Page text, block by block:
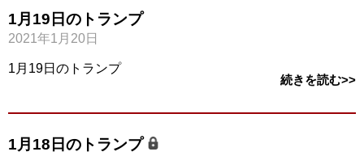
1月19日のトランプ
2021年1月20日
1月19日のトランプ
続きを読む>>
1月18日のトランプ